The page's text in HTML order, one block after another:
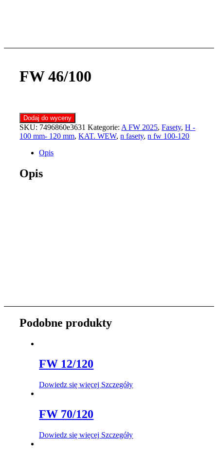
FW 46/100
Dodaj do wyceny
SKU: 7496860e3631 Kategorie: A FW 2025,Fasety,H -
100 mm- 120 mm,KAT. WEW,n fasety,n fw 100-120
Opis
Opis
Podobne produkty
FW 12/120
Dowiedz się więcej Szczegóły
FW 70/120
Dowiedz się więcej Szczegóły